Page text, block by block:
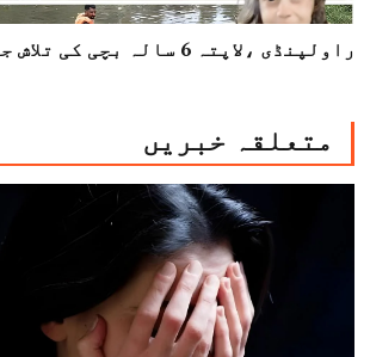
راولپنڈی ،لاپتہ 6 سالہ بچی کی تلاش جاری
متعلقہ خبریں